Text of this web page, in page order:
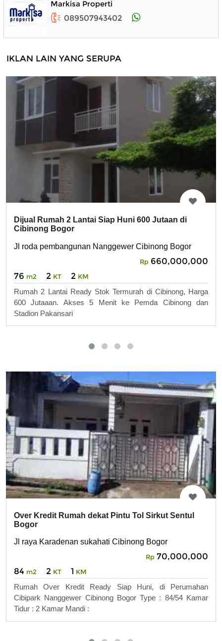
Markisa Properti
089507943402
IKLAN LAIN YANG SERUPA
Dijual Rumah 2 Lantai Siap Huni 600 Jutaan di
Cibinong Bogor
Jl roda pembangunan Nanggewer Cibinong Bogor
Rp 660,000,000
76 m2 2 KT 2 KM
Rumah 2 Lantai Ready Stok Termurah di Cibinong, Harga
600 Jutaaan. Akses 5 Menit ke Pemda Cibinong dan
Stadion Pakansari
Over Kredit Rumah dekat Pintu Tol Sirkut Sentul
Bogor
Jl raya Karadenan sukahati Cibinong Bogor
Rp 70,000,000
84 m2 2 KT 1 KM
Rumah Over Kredit Ready Siap Huni, di Perumahan
Cibipark Nanggewer Cibinong Bogor Type : 84/54 Kamar
Tidur : 2 Kamar Mandi :